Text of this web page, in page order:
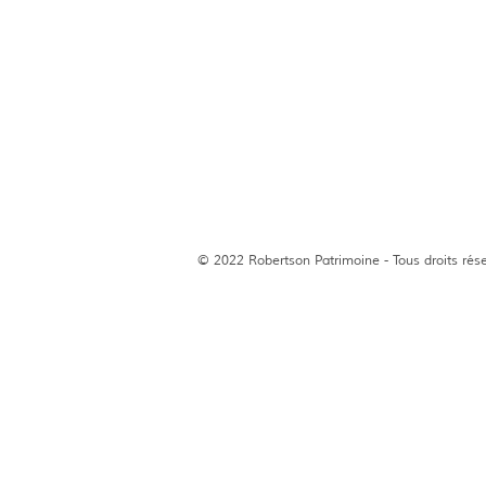
© 2022 Robertson Patrimoine - Tous droits